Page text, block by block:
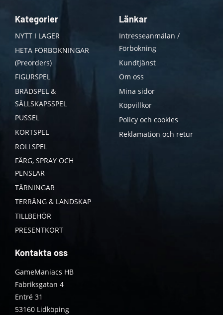
Kategorier
NYTT I LAGER
HETA FÖRBOKNINGAR
(Preorders)
FIGURSPEL
BRÄDSPEL &
SÄLLSKAPSSPEL
PUSSEL
KORTSPEL
ROLLSPEL
FÄRG, SPRAY OCH
PENSLAR
TÄRNINGAR
TERRÄNG & LANDSKAP
TILLBEHÖR
PRESENTKORT
Länkar
Intresseanmälan /
Förbokning
Kundtjänst
Om oss
Mina sidor
Köpvillkor
Policy och cookies
Reklamation och retur
Kontakta oss
GameManiacs HB
Fabriksgatan 4
Entré 31
53160 Lidköping